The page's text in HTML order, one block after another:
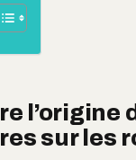
l’origine
sur les